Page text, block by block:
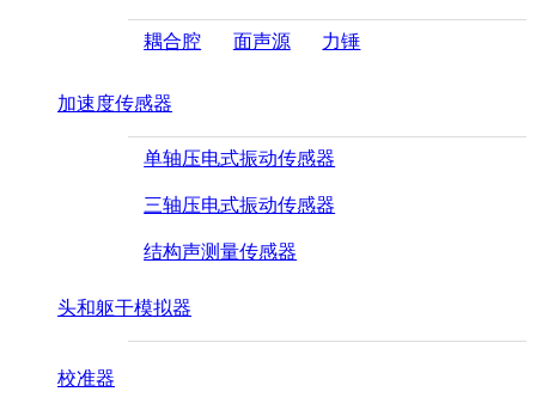
耦合腔 面声源 力锤
加速度传感器
单轴压电式振动传感器
三轴压电式振动传感器
结构声测量传感器
头和躯干模拟器
校准器